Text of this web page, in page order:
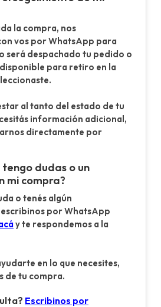
la compra, nos
vos por WhatsApp para
será despachado tu pedido o
para retiro en la
al tanto del estado de tu
información adicional,
directamente por
tengo dudas o un
mi compra?
o tenés algún
por WhatsApp
y te respondemos a la
en lo que necesites,
de tu compra.
Escribinos por